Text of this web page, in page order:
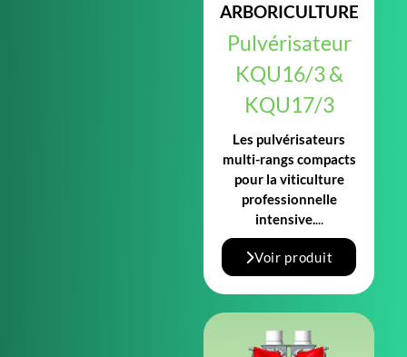
ARBORICULTURE
Pulvérisateur
KQU16/3 &
KQU17/3
Les pulvérisateurs
multi-rangs compacts
pour la viticulture
professionnelle
intensive....
Voir produit